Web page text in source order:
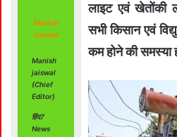
Manish
Jaiswal
Manish
jaiswal
(Chief
Editor)
हिंद7
News
लाइट एवं खेतोंकी
सभी किसान एवं
कम होने की समस्या